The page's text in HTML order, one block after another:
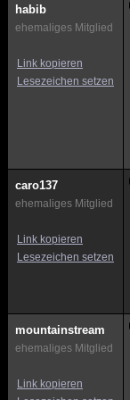
habib
ehemaliges Mitglied
Link kopieren
Lesezeichen setzen
caro137
ehemaliges Mitglied
Link kopieren
Lesezeichen setzen
mountainstream
ehemaliges Mitglied
Link kopieren